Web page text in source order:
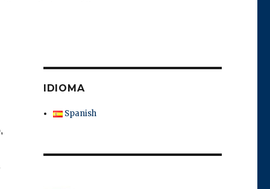
IDIOMA
Spanish